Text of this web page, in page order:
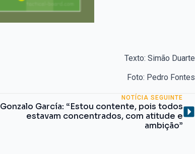
Texto: Simão Duarte
Foto: Pedro Fontes
NOTÍCIA SEGUINTE
Gonzalo García: “Estou contente, pois todos
estavam concentrados, com atitude e
ambição”